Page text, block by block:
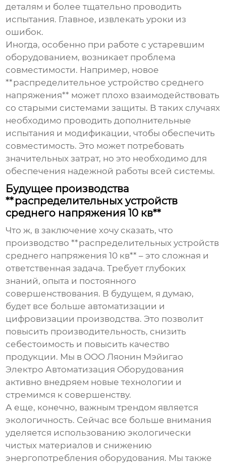
деталям и более тщательно проводить
испытания. Главное, извлекать уроки из
ошибок.
Иногда, особенно при работе с устаревшим
оборудованием, возникает проблема
совместимости. Например, новое
**распределительное устройство среднего
напряжения** может плохо взаимодействовать
со старыми системами защиты. В таких случаях
необходимо проводить дополнительные
испытания и модификации, чтобы обеспечить
совместимость. Это может потребовать
значительных затрат, но это необходимо для
обеспечения надежной работы всей системы.
Будущее производства
**распределительных устройств
среднего напряжения 10 кв**
Что ж, в заключение хочу сказать, что
производство **распределительных устройств
среднего напряжения 10 кв** – это сложная и
ответственная задача. Требует глубоких
знаний, опыта и постоянного
совершенствования. В будущем, я думаю,
будет все больше автоматизации и
цифровизации производства. Это позволит
повысить производительность, снизить
себестоимость и повысить качество
продукции. Мы в ООО Ляонин Мэйигао
Электро Автоматизация Оборудования
активно внедряем новые технологии и
стремимся к совершенству.
А еще, конечно, важным трендом является
экологичность. Сейчас все больше внимания
уделяется использованию экологически
чистых материалов и снижению
энергопотребления оборудования. Мы также